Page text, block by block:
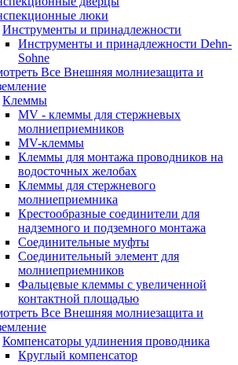
люки
Инструменты и принадлежности
Инструменты и принадлежности Dehn-
Sohne
Все Внешняя молниезащита и
Клеммы
MV - клеммы для стержневых
молниеприемников
MV-клеммы
Клеммы для монтажа проводников на
водосточных желобах
Клеммы для стержневого
молниеприемника
Крестообразные соединители для
надземного и подземного монтажа
Соединительные муфты
Соединительный элемент для
молниеприемников
Фальцевые клеммы с увеличенной
контактной площадью
Все Внешняя молниезащита и
Компенсаторы удлинения проводника
Круглый компенсатор